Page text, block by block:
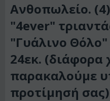
Ανθοπωλείο.
"4ever"
"Γυάλινο Θόλο"
24εκ. (διάφορα
παρακαλούμε
προτίμησή σας)